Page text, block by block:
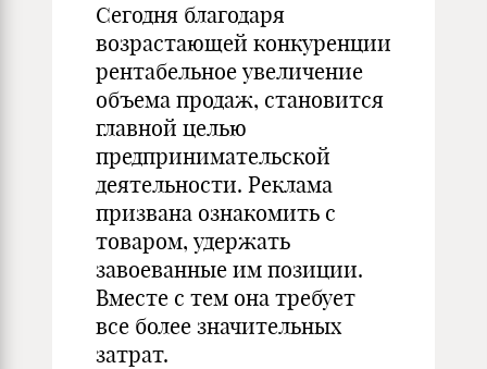
Сегодня благодаря
возрастающей конкуренции
рентабельное увеличение
объема продаж, становится
главной целью
предпринимательской
деятельности. Реклама
призвана ознакомить с
товаром, удержать
завоеванные им позиции.
Вместе с тем она требует
все более значительных
затрат.